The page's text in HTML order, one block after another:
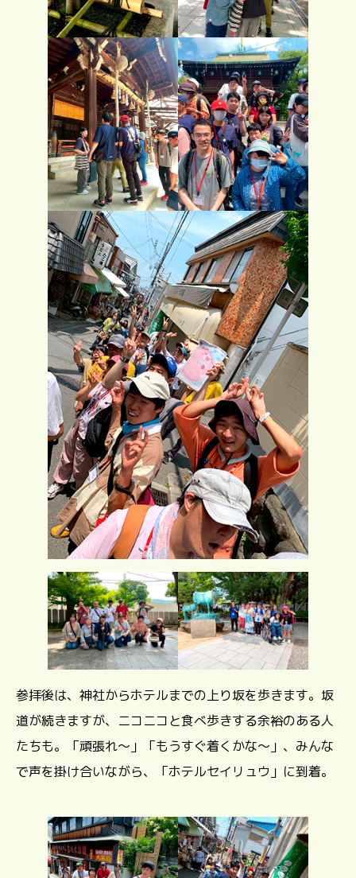
参拝後は、神社からホテルまでの上り坂を歩きます。坂
道が続きますが、ニコニコと食べ歩きする余裕のある人
たちも。「頑張れ～」「もうすぐ着くかな～」、みんな
で声を掛け合いながら、「ホテルセイリュウ」に到着。